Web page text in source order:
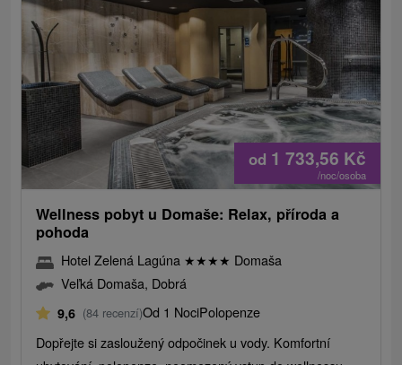
od 1 733,56 Kč
/noc/osoba
Wellness pobyt u Domaše: Relax, příroda a
pohoda
Hotel Zelená Lagúna ★★★★ Domaša
Veľká Domaša, Dobrá
9,6 (84 recenzí)Od 1 NociPolopenze
Dopřejte si zasloužený odpočinek u vody. Komfortní